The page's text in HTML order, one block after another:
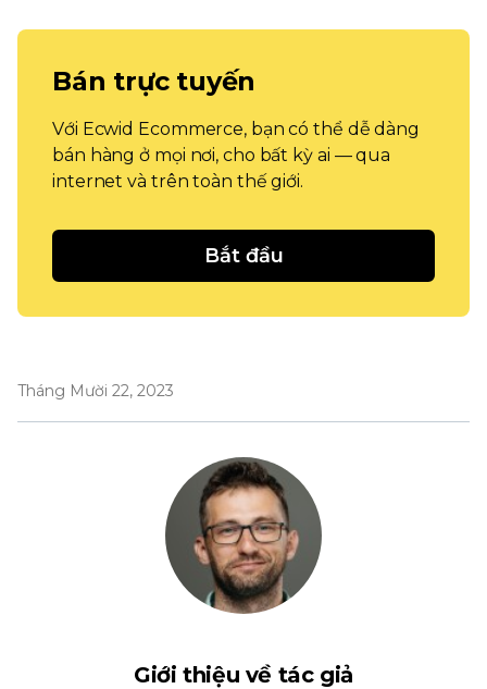
Bán trực tuyến
Với Ecwid Ecommerce, bạn có thể dễ dàng
bán hàng ở mọi nơi, cho bất kỳ ai — qua
internet và trên toàn thế giới.
Bắt đầu
Tháng Mười 22, 2023
Giới thiệu về tác giả